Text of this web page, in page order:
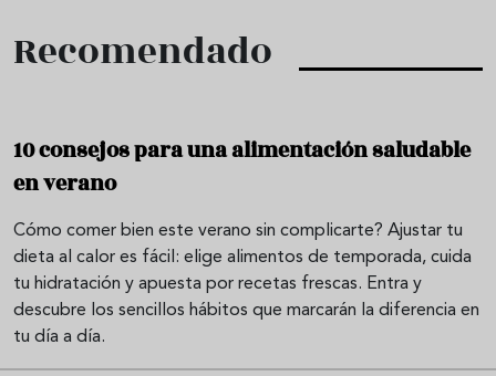
Recomendado
10 consejos para una alimentación saludable
en verano
Cómo comer bien este verano sin complicarte? Ajustar tu
dieta al calor es fácil: elige alimentos de temporada, cuida
tu hidratación y apuesta por recetas frescas. Entra y
descubre los sencillos hábitos que marcarán la diferencia en
tu día a día.